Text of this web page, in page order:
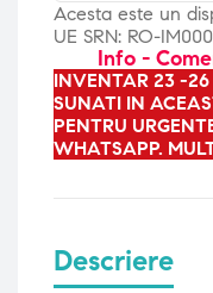
Acesta este un
UE SRN: RO-
Info -
INVENTAR 23 -
SUNATI IN
PENTRU
WHATSAPP.
Descriere